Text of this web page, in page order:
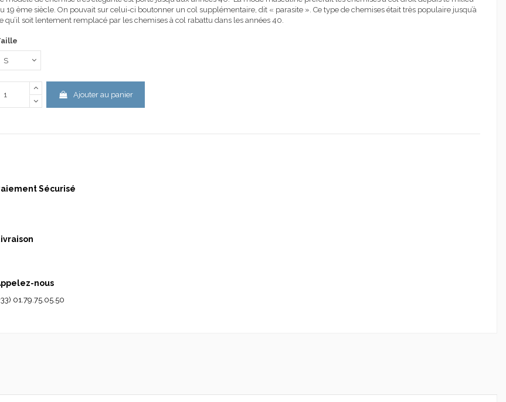
19 ème siècle. On pouvait sur celui-ci boutonner un col supplémentaire, dit « parasite ». Ce type de chemises était très populaire jusqu’à
qu’il soit lentement remplacé par les chemises à col rabattu dans les années 40.
Ajouter au panier
Sécurisé
nous
01.79.75.05.50